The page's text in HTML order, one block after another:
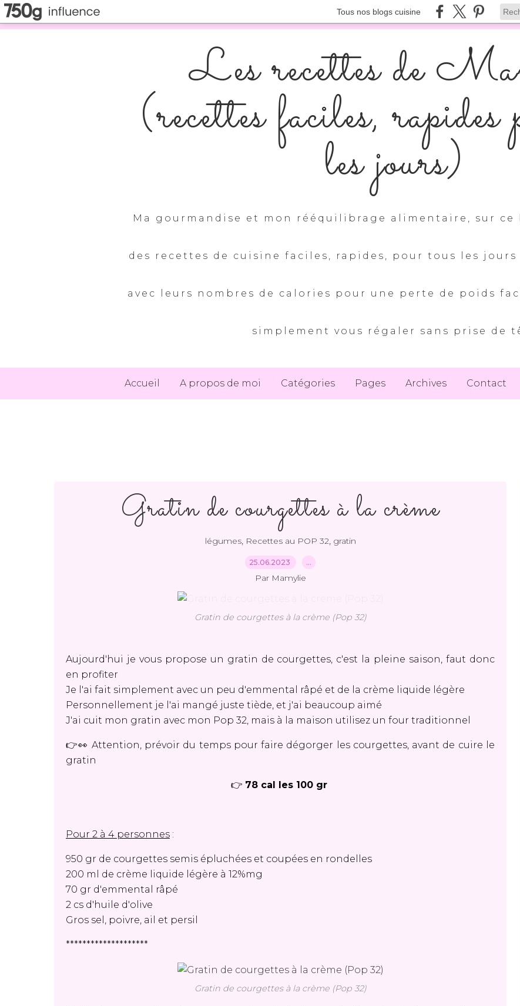
Tous nos blogs cuisine
Les recettes de
(recettes faciles, rapides
les jours)
Ma gourmandise et mon rééquilibrage alimentaire, sur ce
des recettes de cuisine faciles, rapides, pour tous les jours
avec leurs nombres de calories pour une perte de poids
simplement vous régaler sans prise de
Accueil A propos de moi Catégories Pages Archives Contact
Gratin de courgettes à la crème
légumes, Recettes au POP 32, gratin
25.06.2023 …
Par Mamylie
Gratin de courgettes à la crème (Pop 32)
Aujourd'hui je vous propose un gratin de courgettes, c'est la pleine saison, faut donc
en profiter
Je l'ai fait simplement avec un peu d'emmental râpé et de la crème liquide légère
Personnellement je l'ai mangé juste tiède, et j'ai beaucoup aimé
J'ai cuit mon gratin avec mon Pop 32, mais à la maison utilisez un four traditionnel
👉👀 Attention, prévoir du temps pour faire dégorger les courgettes, avant de cuire le
gratin
👉 78 cal les 100 gr
Pour 2 à 4 personnes :
950 gr de courgettes semis épluchées et coupées en rondelles
200 ml de crème liquide légère à 12%mg
70 gr d'emmental râpé
2 cs d'huile d'olive
Gros sel, poivre, ail et persil
********************
Gratin de courgettes à la crème (Pop 32)